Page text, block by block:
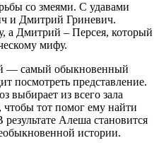
со змеями. С удавами
и Дмитрий Гриневич.
а Дмитрий – Персея, который
мифу.
— самый обыкновенный
посмотреть представление.
выбирает из всего зала
чтобы тот помог ему найти
Алеша становится
истории.